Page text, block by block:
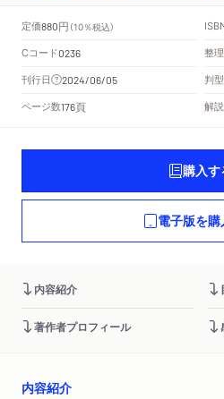
定価880円 （10％税込）
Cコード0236 整
刊行日 2024/06/05 判型
ページ数176頁 解説
購入す
電子版を購
内容紹介
著作者プロフィール
内容紹介